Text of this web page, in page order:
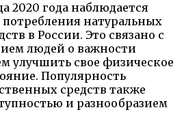
2020 года наблюдается
натуральных
в России. Это связано с
людей о важности
улучшить свое физическое
Популярность
средств также
и разнообразием